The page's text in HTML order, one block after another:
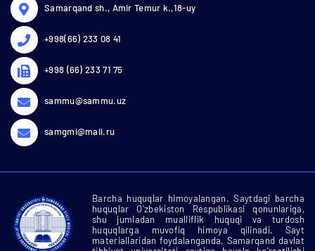
Samarqand sh., Amir Temur k.,18-uy
+998(66) 233 08 41
+998 (66) 233 71 75
sammu@sammu.uz
samgmi@mail.ru
Barcha huquqlar himoyalangan. Saytdagi barcha
huquqlar O'zbekiston Respublikasi qonunlariga,
shu jumladan mualliflik huquqi va turdosh
huquqlarga muvofiq himoya qilinadi. Sayt
materiallaridan foydalanganda, Samarqand davlat